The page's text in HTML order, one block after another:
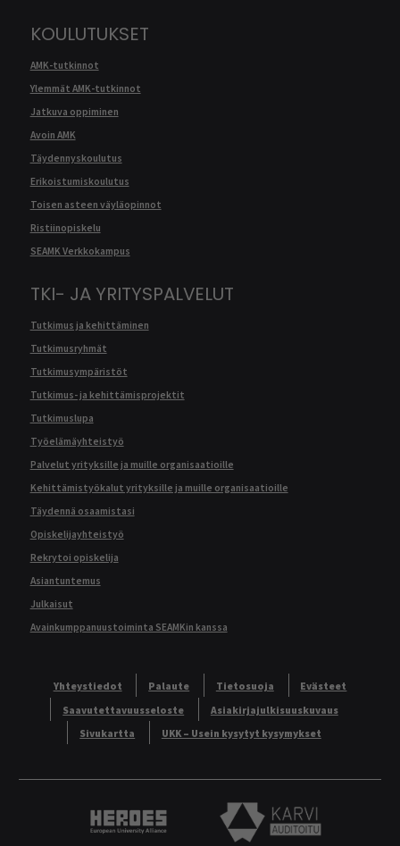
KOULUTUKSET
AMK-tutkinnot
Ylemmät AMK-tutkinnot
Jatkuva oppiminen
Avoin AMK
Täydennyskoulutus
Erikoistumiskoulutus
Toisen asteen väyläopinnot
Ristiinopiskelu
SEAMK Verkkokampus
TKI- JA YRITYSPALVELUT
Tutkimus ja kehittäminen
Tutkimusryhmät
Tutkimusympäristöt
Tutkimus- ja kehittämisprojektit
Tutkimuslupa
Työelämäyhteistyö
Palvelut yrityksille ja muille organisaatioille
Kehittämistyökalut yrityksille ja muille organisaatioille
Täydennä osaamistasi
Opiskelijayhteistyö
Rekrytoi opiskelija
Asiantuntemus
Julkaisut
Avainkumppanuustoiminta SEAMKin kanssa
Yhteystiedot Palaute Tietosuoja
Evästeet
Saavutettavuusseloste
Asiakirjajulkisuuskuvaus
Sivukartta
UKK – Usein kysytyt kysymykset
Heroes European University Alliance logo
Karvi Auditoitu logo